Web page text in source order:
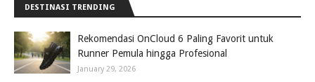
DESTINASI TRENDING
Rekomendasi OnCloud 6 Paling Favorit untuk
Runner Pemula hingga Profesional
January 29, 2026